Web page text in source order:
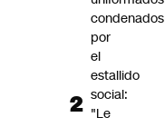
condenados
por
el
estallido
social:
"Le